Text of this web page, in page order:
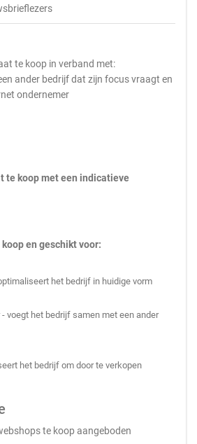
te koop in verband met:
ander bedrijf dat zijn focus vraagt en
ondernemer
te koop met een indicatieve
en geschikt voor:
het bedrijf in huidige vorm
voegt het bedrijf samen met een ander
het bedrijf om door te verkopen
te koop aangeboden